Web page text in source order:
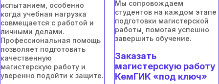
испытанием, особенно
когда учебная нагрузка
совмещается с работой и
личными делами.
Профессиональная помощь
позволяет подготовить
качественную
магистерскую работу и
уверенно подойти к защите.
Мы сопровождаем
студентов на каждом этапе
подготовки магистерской
работы, помогая успешно
завершить обучение.
Заказать
магистерскую работу
КемГИК «под ключ»